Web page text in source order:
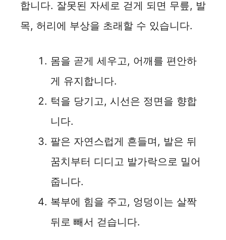
합니다. 잘못된 자세로 걷게 되면 무릎, 발
목, 허리에 부상을 초래할 수 있습니다.
몸을 곧게 세우고, 어깨를 편안하
게 유지합니다.
턱을 당기고, 시선은 정면을 향합
니다.
팔은 자연스럽게 흔들며, 발은 뒤
꿈치부터 디디고 발가락으로 밀어
줍니다.
복부에 힘을 주고, 엉덩이는 살짝
뒤로 빼서 걷습니다.